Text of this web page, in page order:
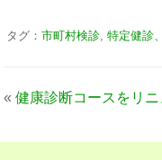
タグ： 市町村検診, 特定健診
«健康診断コースをリ